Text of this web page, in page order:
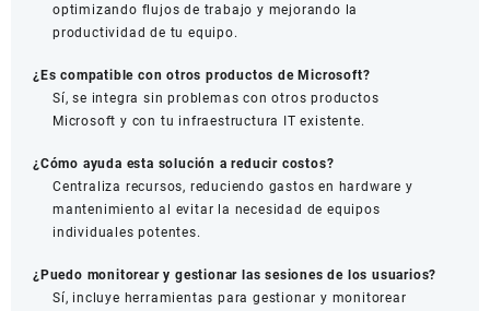
optimizando flujos de trabajo y mejorando la
productividad de tu equipo.
¿Es compatible con otros productos de Microsoft?
Sí, se integra sin problemas con otros productos
Microsoft y con tu infraestructura IT existente.
¿Cómo ayuda esta solución a reducir costos?
Centraliza recursos, reduciendo gastos en hardware y
mantenimiento al evitar la necesidad de equipos
individuales potentes.
¿Puedo monitorear y gestionar las sesiones de los usuarios?
Sí, incluye herramientas para gestionar y monitorear